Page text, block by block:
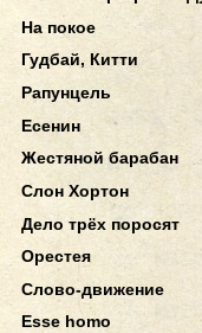
На покое
Гудбай, Китти
Рапунцель
Есенин
Жестяной барабан
Слон Хортон
Дело трёх поросят
Орестея
Слово-движение
Esse homo